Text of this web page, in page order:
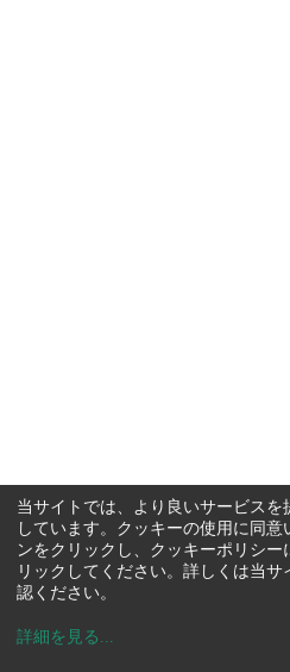
当サイトでは、より良いサービス
しています。クッキーの使用に同
ンをクリックし、クッキーポリシ
リックしてください。詳しくは当サ
認ください。
詳細を見る ...